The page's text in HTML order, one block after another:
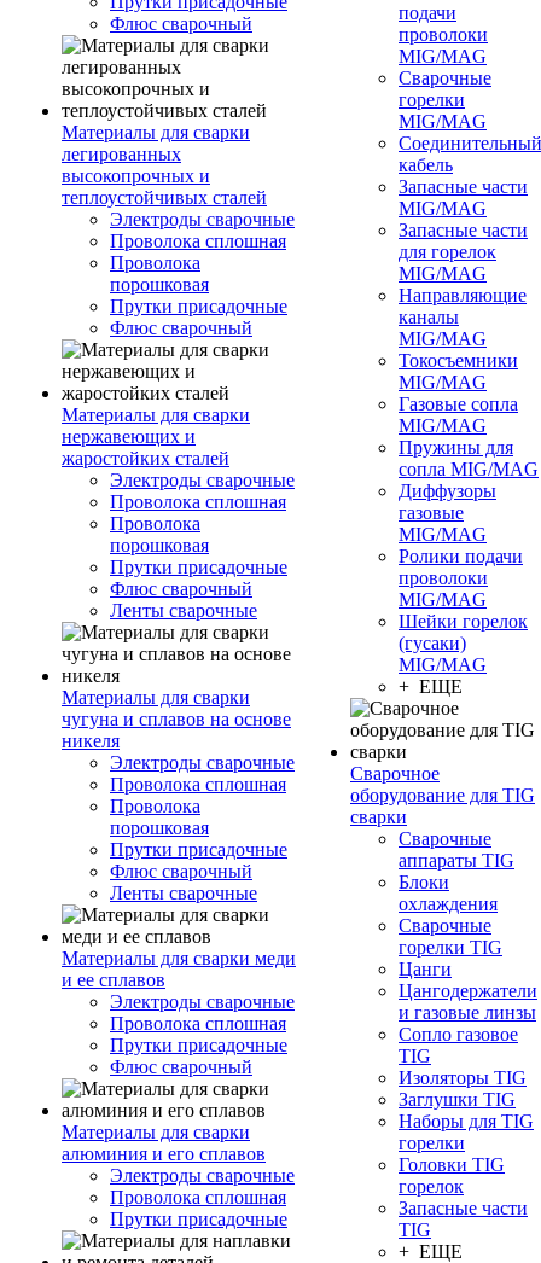
Флюс сварочный
Материалы для сварки
легированных
высокопрочных и
теплоустойчивых сталей
Электроды сварочные
Проволока сплошная
Проволока
порошковая
Прутки присадочные
Флюс сварочный
Материалы для сварки
нержавеющих и
жаростойких сталей
Электроды сварочные
Проволока сплошная
Проволока
порошковая
Прутки присадочные
Флюс сварочный
Ленты сварочные
Материалы для сварки
чугуна и сплавов на основе
никеля
Электроды сварочные
Проволока сплошная
Проволока
порошковая
Прутки присадочные
Флюс сварочный
Ленты сварочные
Материалы для сварки меди
и ее сплавов
Электроды сварочные
Проволока сплошная
Прутки присадочные
Флюс сварочный
Материалы для сварки
алюминия и его сплавов
Электроды сварочные
Проволока сплошная
Прутки присадочные
подачи
проволоки
MIG/MAG
Сварочные
горелки
MIG/MAG
Соединительный
кабель
Запасные части
MIG/MAG
Запасные части
для горелок
MIG/MAG
Направляющие
каналы
MIG/MAG
Токосъемники
MIG/MAG
Газовые сопла
MIG/MAG
Пружины для
сопла MIG/MAG
Диффузоры
газовые
MIG/MAG
Ролики подачи
проволоки
MIG/MAG
Шейки горелок
(гусаки)
MIG/MAG
+ ЕЩЕ
Сварочное
оборудование для TIG
сварки
Сварочные
аппараты TIG
Блоки
охлаждения
Сварочные
горелки TIG
Цанги
Цангодержатели
и газовые линзы
Сопло газовое
TIG
Изоляторы TIG
Заглушки TIG
Наборы для TIG
горелки
Головки TIG
горелок
Запасные части
TIG
+ ЕЩЕ